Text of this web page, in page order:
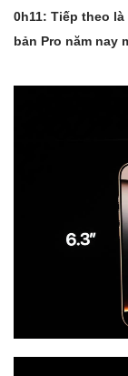
0h11: Tiếp theo là
bản Pro năm nay